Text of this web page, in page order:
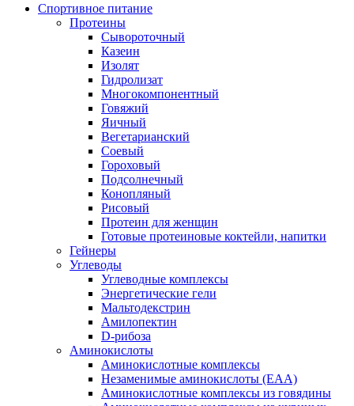
Спортивное питание
Протеины
Сывороточный
Казеин
Изолят
Гидролизат
Многокомпонентный
Говяжий
Яичный
Вегетарианский
Соевый
Гороховый
Подсолнечный
Конопляный
Рисовый
Протеин для женщин
Готовые протеиновые коктейли, напитки
Гейнеры
Углеводы
Углеводные комплексы
Энергетические гели
Мальтодекстрин
Амилопектин
D-рибоза
Аминокислоты
Аминокислотные комплексы
Незаменимые аминокислоты (EAA)
Аминокислотные комплексы из говядины